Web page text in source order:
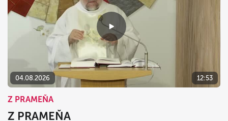
04.08.2026 12:53
Z PRAMEŇA
Z PRAMEŇA